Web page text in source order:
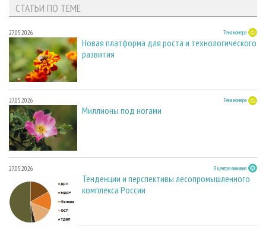
СТАТЬИ ПО ТЕМЕ
27.05.2026 Тема номера
Новая платформа для роста и технологического
развития
27.05.2026 Тема номера
Миллионы под ногами
27.05.2026 В центре внимания
Тенденции и перспективы лесопромышленного
комплекса России